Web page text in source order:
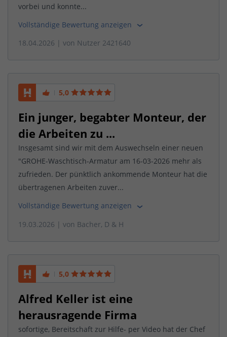
vorbei und konnte...
Vollständige Bewertung anzeigen
18.04.2026 | von Nutzer 2421640
5,0
Ein junger, begabter Monteur, der
die Arbeiten zu ...
Insgesamt sind wir mit dem Auswechseln einer neuen
"GROHE-Waschtisch-Armatur am 16-03-2026 mehr als
zufrieden. Der pünktlich ankommende Monteur hat die
übertragenen Arbeiten zuver...
Vollständige Bewertung anzeigen
19.03.2026 | von Bacher, D & H
5,0
Alfred Keller ist eine
herausragende Firma
sofortige, Bereitschaft zur Hilfe- per Video hat der Chef